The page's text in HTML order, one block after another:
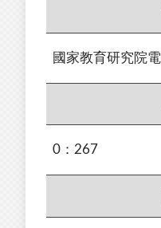
國家教育研究院
0：267